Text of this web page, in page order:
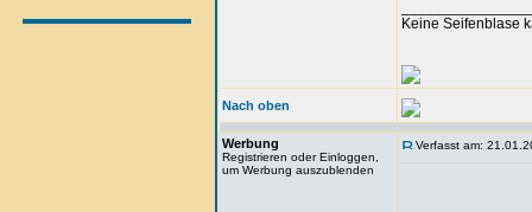
Keine Seifenblase
Nach oben
Werbung
Registrieren oder Einloggen,
um Werbung auszublenden
Verfasst am: